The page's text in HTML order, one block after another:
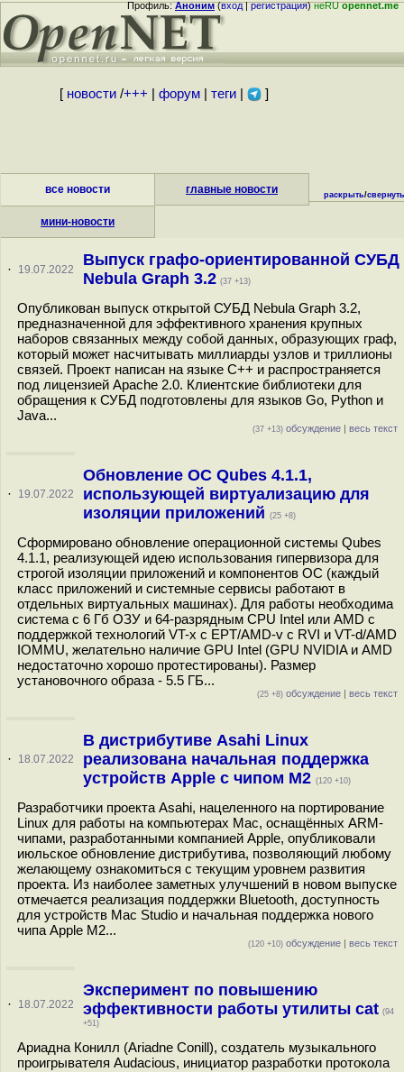
Профиль:Аноним(вход|регистрация)неRUopennet.me
[ новости/+++ форум| теги| ]
все новости главные новости
мини-новости
раскрыть/свернуть
· 19.07.2022
Выпуск графо-ориентированной СУБД
Nebula Graph 3.2 (37 +13)
Опубликован выпуск открытой СУБД Nebula Graph 3.2,
предназначенной для эффективного хранения крупных
наборов связанных между собой данных, образующих граф,
который может насчитывать миллиарды узлов и триллионы
связей. Проект написан на языке С++ и распространяется
под лицензией Apache 2.0. Клиентские библиотеки для
обращения к СУБД подготовлены для языков Go, Python и
Java...
(37 +13) обсуждение | весь текст
· 19.07.2022
Обновление ОС Qubes 4.1.1,
использующей виртуализацию для
изоляции приложений (25 +8)
Сформировано обновление операционной системы Qubes
4.1.1, реализующей идею использования гипервизора для
строгой изоляции приложений и компонентов ОС (каждый
класс приложений и системные сервисы работают в
отдельных виртуальных машинах). Для работы необходима
система с 6 Гб ОЗУ и 64-разрядным CPU Intel или AMD с
поддержкой технологий VT-x c EPT/AMD-v c RVI и VT-d/AMD
IOMMU, желательно наличие GPU Intel (GPU NVIDIA и AMD
недостаточно хорошо протестированы). Размер
установочного образа - 5.5 ГБ...
(25 +8) обсуждение | весь текст
· 18.07.2022
В дистрибутиве Asahi Linux
реализована начальная поддержка
устройств Apple с чипом M2 (120 +10)
Разработчики проекта Asahi, нацеленного на портирование
Linux для работы на компьютерах Mac, оснащённых ARM-
чипами, разработанными компанией Apple, опубликовали
июльское обновление дистрибутива, позволяющий любому
желающему ознакомиться с текущим уровнем развития
проекта. Из наиболее заметных улучшений в новом выпуске
отмечается реализация поддержки Bluetooth, доступность
для устройств Mac Studio и начальная поддержка нового
чипа Apple M2...
(120 +10) обсуждение | весь текст
· 18.07.2022
Эксперимент по повышению
эффективности работы утилиты cat (94
+51)
Ариадна Конилл (Ariadne Conill), создатель музыкального
проигрывателя Audacious, инициатор разработки протокола